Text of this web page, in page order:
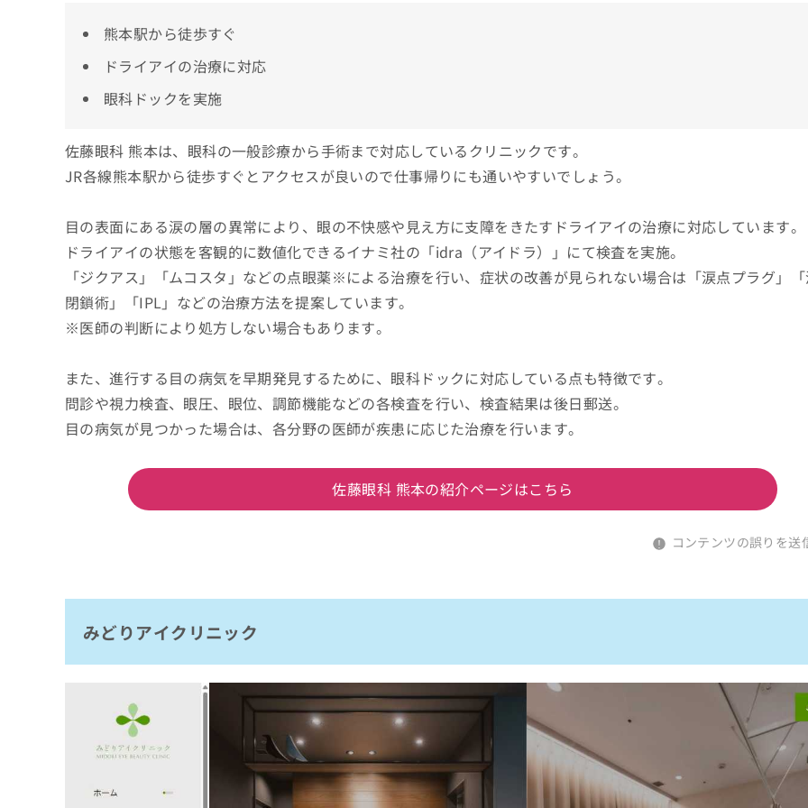
熊本駅から徒歩すぐ
ドライアイの治療に対応
眼科ドックを実施
佐藤眼科 熊本は、眼科の一般診療から手術まで対応しているクリニックです。
JR各線熊本駅から徒歩すぐとアクセスが良いので仕事帰りにも通いやすいでしょう。
目の表面にある涙の層の異常により、眼の不快感や見え方に支障をきたすドライアイの治療に対応しています。
ドライアイの状態を客観的に数値化できるイナミ社の「idra（アイドラ）」にて検査を実施。
「ジクアス」「ムコスタ」などの点眼薬※による治療を行い、症状の改善が見られない場合は「涙点プラグ」
閉鎖術」「IPL」などの治療方法を提案しています。
※医師の判断により処方しない場合もあります。
また、進行する目の病気を早期発見するために、眼科ドックに対応している点も特徴です。
問診や視力検査、眼圧、眼位、調節機能などの各検査を行い、検査結果は後日郵送。
目の病気が見つかった場合は、各分野の医師が疾患に応じた治療を行います。
佐藤眼科 熊本の紹介ページはこちら
コンテンツの誤りを送
みどりアイクリニック